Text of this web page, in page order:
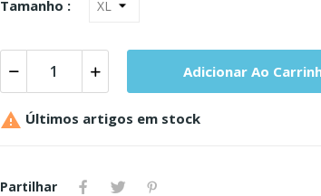
Tamanho :
Adicionar Ao
 Últimos artigos em stock
Partilhar